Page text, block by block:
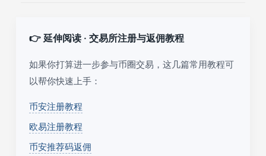
👉 延伸阅读 · 交易所注册与返佣教程
如果你打算进一步参与币圈交易，这几篇常用教程可
以帮你快速上手：
币安注册教程
欧易注册教程
币安推荐码返佣